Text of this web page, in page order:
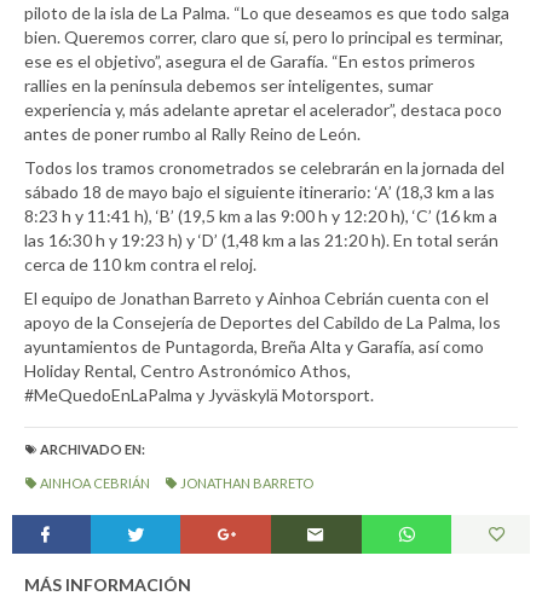
piloto de la isla de La Palma. “Lo que deseamos es que todo salga
bien. Queremos correr, claro que sí, pero lo principal es terminar,
ese es el objetivo”, asegura el de Garafía. “En estos primeros
rallies en la península debemos ser inteligentes, sumar
experiencia y, más adelante apretar el acelerador”, destaca poco
antes de poner rumbo al Rally Reino de León.
Todos los tramos cronometrados se celebrarán en la jornada del
sábado 18 de mayo bajo el siguiente itinerario: ‘A’ (18,3 km a las
8:23 h y 11:41 h), ‘B’ (19,5 km a las 9:00 h y 12:20 h), ‘C’ (16 km a
las 16:30 h y 19:23 h) y ‘D’ (1,48 km a las 21:20 h). En total serán
cerca de 110 km contra el reloj.
El equipo de Jonathan Barreto y Ainhoa Cebrián cuenta con el
apoyo de la Consejería de Deportes del Cabildo de La Palma, los
ayuntamientos de Puntagorda, Breña Alta y Garafía, así como
Holiday Rental, Centro Astronómico Athos,
#MeQuedoEnLaPalma y Jyväskylä Motorsport.
ARCHIVADO EN:
AINHOA CEBRIÁN JONATHAN BARRETO
MÁS INFORMACIÓN